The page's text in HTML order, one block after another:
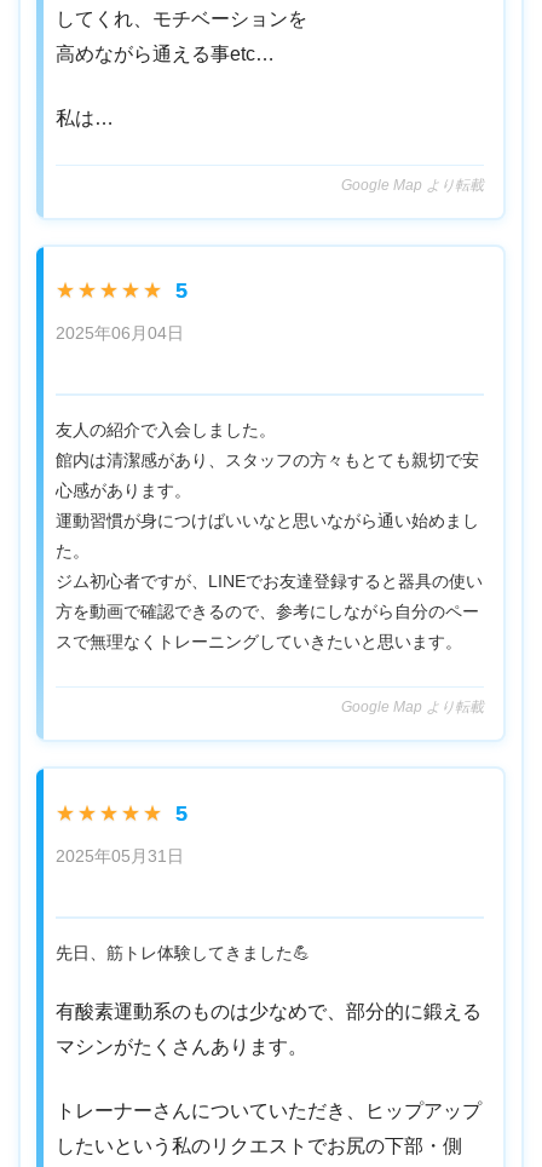
してくれ、モチベーションを
高めながら通える事etc…
私は…
Google Map より転載
★★★★★ 5
2025年06月04日
友人の紹介で入会しました。
館内は清潔感があり、スタッフの方々もとても親切で安
心感があります。
運動習慣が身につけばいいなと思いながら通い始めまし
た。
ジム初心者ですが、LINEでお友達登録すると器具の使い
方を動画で確認できるので、参考にしながら自分のペー
スで無理なくトレーニングしていきたいと思います。
Google Map より転載
★★★★★ 5
2025年05月31日
先日、筋トレ体験してきました💪
有酸素運動系のものは少なめで、部分的に鍛える
マシンがたくさんあります。
トレーナーさんについていただき、ヒップアップ
したいという私のリクエストでお尻の下部・側